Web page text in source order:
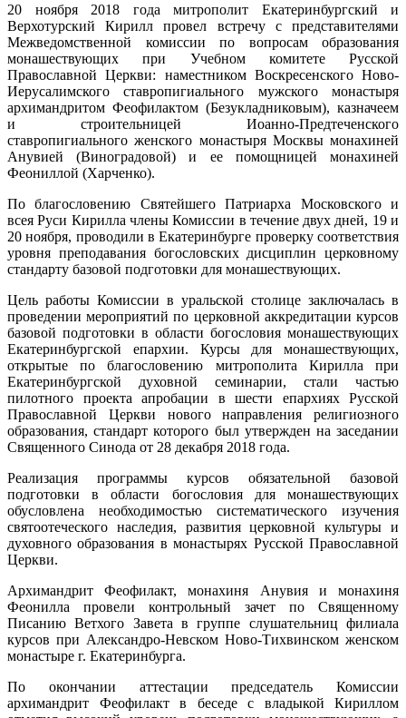
20 ноября 2018 года митрополит Екатеринбургский и
Верхотурский Кирилл провел встречу с представителями
Межведомственной комиссии по вопросам образования
монашествующих при Учебном комитете Русской
Православной Церкви: наместником Воскресенского Ново-
Иерусалимского ставропигиального мужского монастыря
архимандритом Феофилактом (Безукладниковым), казначеем
и строительницей Иоанно-Предтеченского
ставропигиального женского монастыря Москвы монахиней
Анувией (Виноградовой) и ее помощницей монахиней
Феониллой (Харченко).
По благословению Святейшего Патриарха Московского и
всея Руси Кирилла члены Комиссии в течение двух дней, 19 и
20 ноября, проводили в Екатеринбурге проверку соответствия
уровня преподавания богословских дисциплин церковному
стандарту базовой подготовки для монашествующих.
Цель работы Комиссии в уральской столице заключалась в
проведении мероприятий по церковной аккредитации курсов
базовой подготовки в области богословия монашествующих
Екатеринбургской епархии. Курсы для монашествующих,
открытые по благословению митрополита Кирилла при
Екатеринбургской духовной семинарии, стали частью
пилотного проекта апробации в шести епархиях Русской
Православной Церкви нового направления религиозного
образования, стандарт которого был утвержден на заседании
Священного Синода от 28 декабря 2018 года.
Реализация программы курсов обязательной базовой
подготовки в области богословия для монашествующих
обусловлена необходимостью систематического изучения
святоотеческого наследия, развития церковной культуры и
духовного образования в монастырях Русской Православной
Церкви.
Архимандрит Феофилакт, монахиня Анувия и монахиня
Феонилла провели контрольный зачет по Священному
Писанию Ветхого Завета в группе слушательниц филиала
курсов при Александро-Невском Ново-Тихвинском женском
монастыре г. Екатеринбурга.
По окончании аттестации председатель Комиссии
архимандрит Феофилакт в беседе с владыкой Кириллом